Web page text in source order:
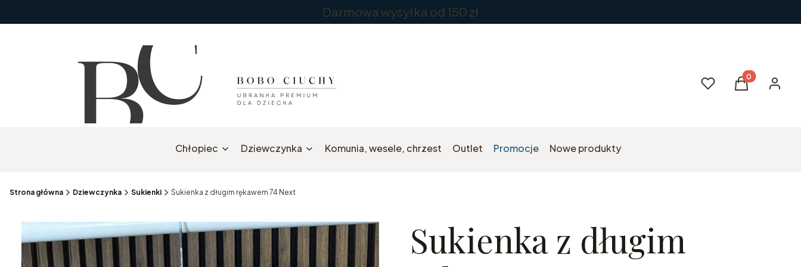
Darmowa wysyłka od 150 zł
UlubioneProdukty w
Koszyk
Chłopiec Dziewczynka Komunia, wesele, chrzest Outlet Promocje Nowe produkty
Strona główna Dziewczynka Sukienki Sukienka z długim rękawem 74 Next
Sukienka z długim